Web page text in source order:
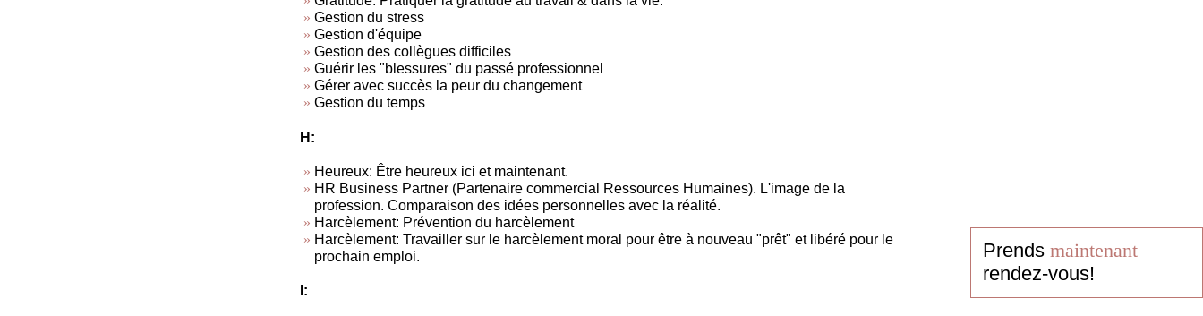
Gestion du stress
Gestion d'équipe
Gestion des collègues difficiles
Guérir les "blessures" du passé professionnel
Gérer avec succès la peur du changement
Gestion du temps
H:
Heureux: Être heureux ici et maintenant.
HR Business Partner (Partenaire commercial Ressources Humaines). L'image de la
profession. Comparaison des idées personnelles avec la réalité.
Harcèlement: Prévention du harcèlement
Harcèlement: Travailler sur le harcèlement moral pour être à nouveau "prêt" et libéré pour le
prochain emploi.
I:
Prends maintenant
rendez-vous!